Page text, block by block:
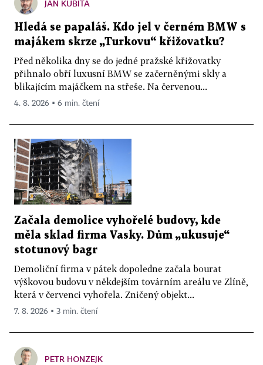
JAN KUBITA
Hledá se papaláš. Kdo jel v černém BMW s
majákem skrze „Turkovu“ křižovatku?
Před několika dny se do jedné pražské křižovatky
přihnalo obří luxusní BMW se začerněnými skly a
blikajícím majáčkem na střeše. Na červenou...
4. 8. 2026 ▪ 6 min. čtení
Začala demolice vyhořelé budovy, kde
měla sklad firma Vasky. Dům „ukusuje“
stotunový bagr
Demoliční firma v pátek dopoledne začala bourat
výškovou budovu v někdejším továrním areálu ve Zlíně,
která v červenci vyhořela. Zničený objekt...
7. 8. 2026 ▪ 3 min. čtení
PETR HONZEJK